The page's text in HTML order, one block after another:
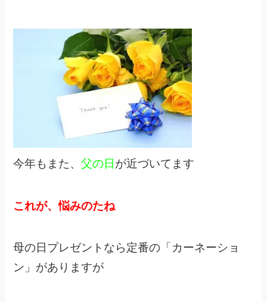
今年もまた、父の日 が近づいてます
これが、悩みのたね
母の日プレゼントなら定番の「カーネーショ
ン」がありますが